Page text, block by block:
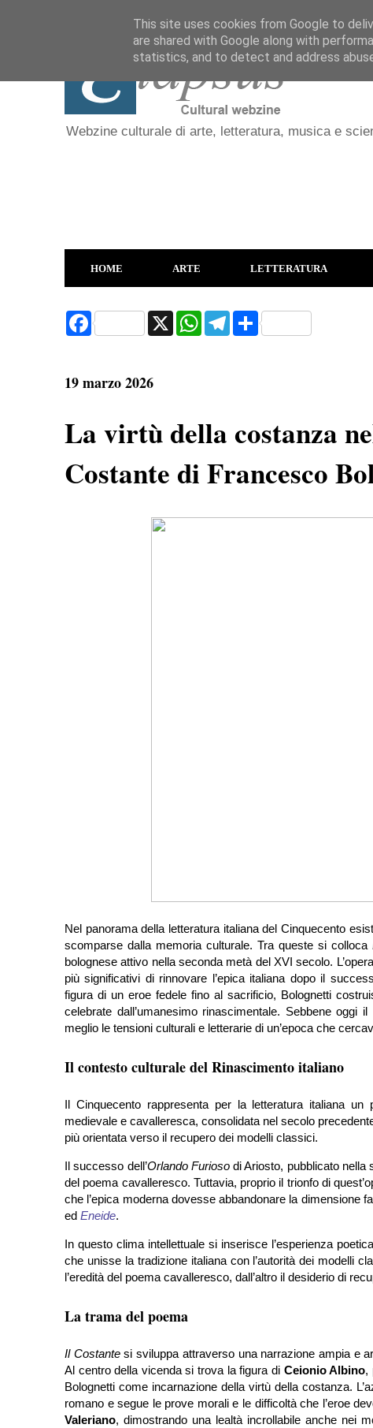
Webzine culturale di arte, letteratura, musica e
HOME ARTE LETTERATURA
F
a
o
o
X
W
T
S
h
19 marzo 2026
La virtù della costanza
Costante di Francesco
Nel panorama della letteratura italiana del Cinquecento
scomparse dalla memoria culturale. Tra queste si colloca
bolognese attivo nella seconda metà del XVI secolo.
più significativi di rinnovare l’epica italiana dopo il
figura di un eroe fedele fino al sacrificio, Bolognetti
celebrate dall’umanesimo rinascimentale. Sebbene
meglio le tensioni culturali e letterarie di un’epoca che
Il contesto culturale del Rinascimento italiano
Il Cinquecento rappresenta per la letteratura italiana
medievale e cavalleresca, consolidata nel secolo
più orientata verso il recupero dei modelli classici.
Il successo dell’Orlando Furiosodi Ariosto, pubblicato nella
del poema cavalleresco. Tuttavia, proprio il trionfo di
che l’epica moderna dovesse abbandonare la dimensione
ed Eneide.
In questo clima intellettuale si inserisce l’esperienza
che unisse la tradizione italiana con l’autorità dei modelli
l’eredità del poema cavalleresco, dall’altro il desiderio di
La trama del poema
Il Costantesi sviluppa attraverso una narrazione ampia e
Al centro della vicenda si trova la figura di Ceionio Albino,
Bolognetti come incarnazione della virtù della costanza.
romano e segue le prove morali e le difficoltà che l’eroe
Valeriano, dimostrando una lealtà incrollabile anche nei
This site uses cookies from Google to
are shared with Google along with
statistics, and to detect and address